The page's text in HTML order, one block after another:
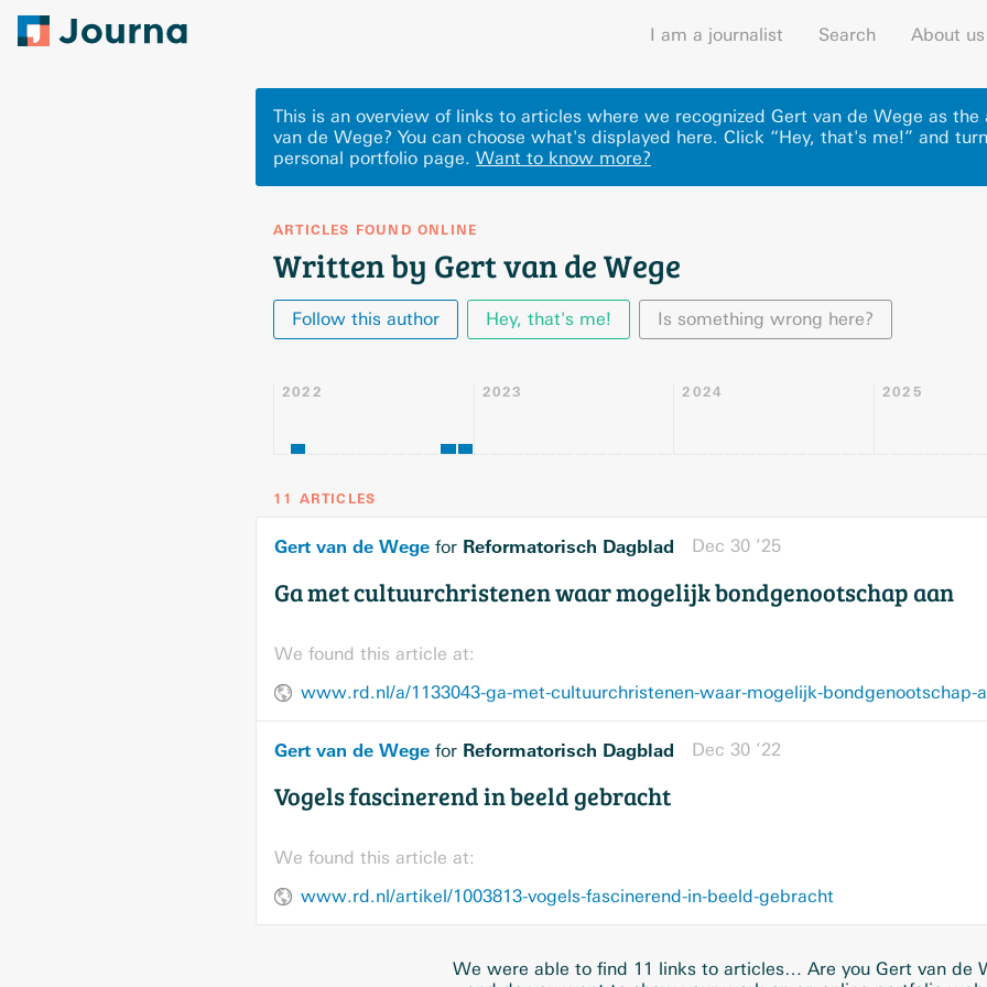
I am a journalist Search About us
This is an overview of links to articles where we recognized Gert van de Wege as the
van de Wege? You can choose what's displayed here. Click “Hey, that's me!” and
personal portfolio page. Want to know more?
ARTICLES FOUND ONLINE
Written by Gert van de Wege
Follow this author Hey, that's me! Is something wrong here?
2022 2023 2024 2025
11 ARTICLES
Gert van de Wege for Reformatorisch Dagblad Dec 30 ’25
Ga met cultuurchristenen waar mogelijk bondgenootschap aan
We found this article at:
www.rd.nl/a/1133043-ga-met-cultuurchristenen-waar-mogelijk-bondgenootschap-
Gert van de Wege for Reformatorisch Dagblad Dec 30 ’22
Vogels fascinerend in beeld gebracht
We found this article at:
www.rd.nl/artikel/1003813-vogels-fascinerend-in-beeld-gebracht
We were able to find 11 links to articles… Are you Gert van de